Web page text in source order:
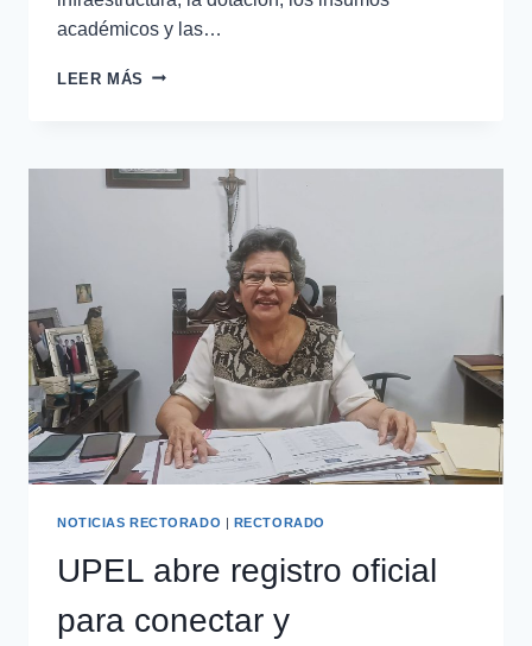
académicos y las…
LEER MÁS
NOTICIAS RECTORADO RECTORADO
UPEL abre registro oficial
para conectar y